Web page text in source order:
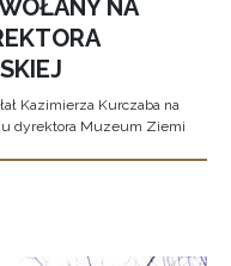
NA
Kazimierza Kurczaba na
dyrektora Muzeum Ziemi